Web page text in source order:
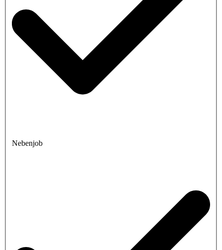
Nebenjob